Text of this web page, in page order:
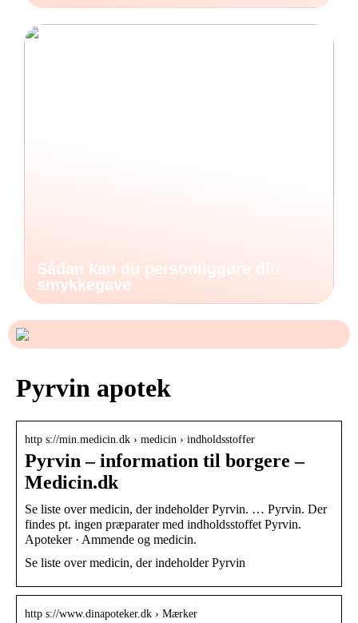
Sådan kan du personliggøre din
smykkegave
Pyrvin apotek
http s://min.medicin.dk › medicin › indholdsstoffer
Pyrvin – information til borgere –
Medicin.dk
Se liste over medicin, der indeholder Pyrvin. … Pyrvin. Der
findes pt. ingen præparater med indholdsstoffet Pyrvin.
Apoteker · Ammende og medicin.
Se liste over medicin, der indeholder Pyrvin
http s://www.dinapoteker.dk › Mærker